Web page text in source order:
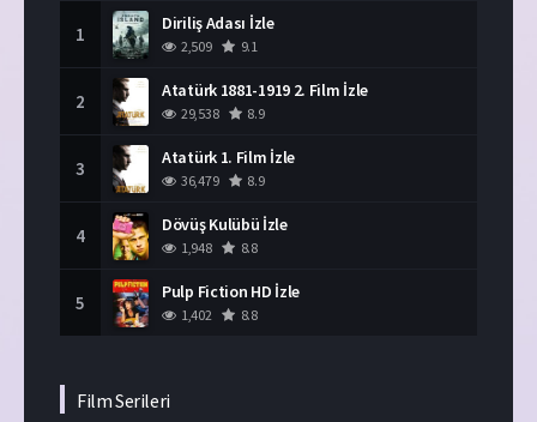
1 Diriliş Adası İzle
2,509 9.1
2 Atatürk 1881-1919 2. Film İzle
29,538 8.9
3 Atatürk 1. Film İzle
36,479 8.9
4 Dövüş Kulübü İzle
1,948 8.8
5 Pulp Fiction HD İzle
1,402 8.8
Film Serileri